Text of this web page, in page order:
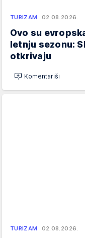
TURIZAM 02.08.2026.
Ovo su
letnju sezonu:
otkrivaju
Komentariši
TURIZAM 02.08.2026.